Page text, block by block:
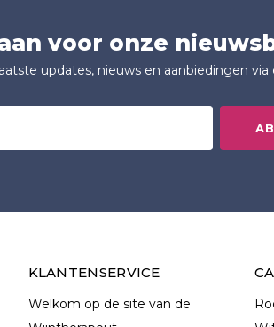
voor onze
updates, nieuws en aanbiedingen via
KLANTENSERVICE
Welkom op de site van de